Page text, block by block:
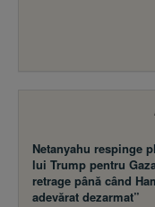
Netanyahu respinge
lui Trump pentru
retrage până când
adevărat dezarmat”